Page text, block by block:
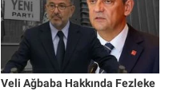
Veli Ağbaba Hakkında Fezleke